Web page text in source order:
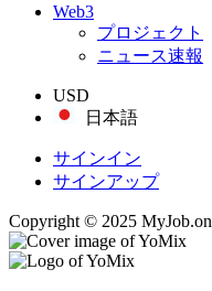
Web3
プロジェクト
ニュース速報
USD
日本語
サインイン
サインアップ
Copyright © 2025